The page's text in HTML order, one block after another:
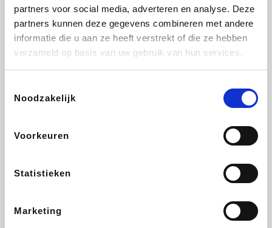
partners voor social media, adverteren en analyse. Deze
partners kunnen deze gegevens combineren met andere
informatie die u aan ze heeft verstrekt of die ze hebben
verzameld op basis van uw gebruik van hun services.
Noodzakelijk
Voorkeuren
Statistieken
Marketing
DectDirect
Brussels Airlines
EuroGifts Get Your Guide